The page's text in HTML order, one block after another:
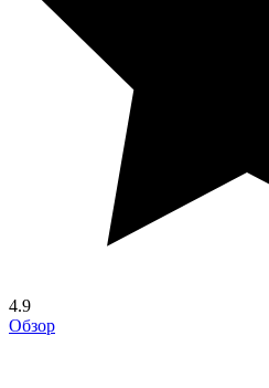
4.9
Обзор